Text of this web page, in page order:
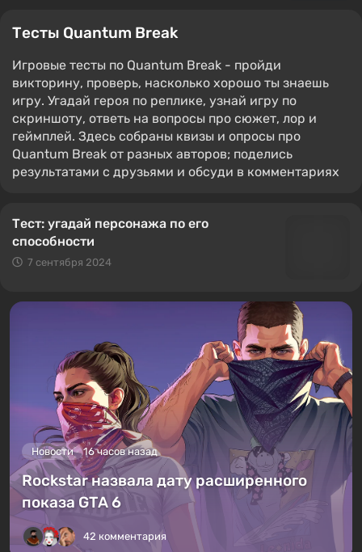
Тесты Quantum Break
Игровые тесты по Quantum Break - пройди
викторину, проверь, насколько хорошо ты знаешь
игру. Угадай героя по реплике, узнай игру по
скриншоту, ответь на вопросы про сюжет, лор и
геймплей. Здесь собраны квизы и опросы про
Quantum Break от разных авторов; поделись
результатами с друзьями и обсуди в комментариях
Тест: угадай персонажа по его
способности
7 сентября 2024
Новости 16 часов назад
Rockstar назвала дату расширенного
показа GTA 6
42 комментария